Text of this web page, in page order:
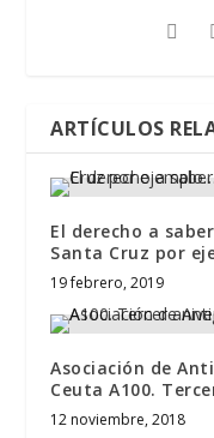
ARTÍCULOS
El derecho a
Santa Cruz por
19 febrero, 2019
Asociación de
Ceuta A100.
12 noviembre, 2018